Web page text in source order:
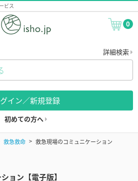
ビス
0
詳細検索
イン／新規登録
初めての方へ
救急救命 救急現場のコミュニケーション
ョン【電子版】